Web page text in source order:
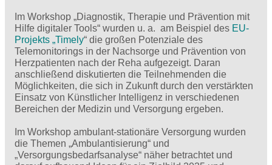
Im Workshop „Diagnostik, Therapie und Prävention mit
Hilfe digitaler Tools“ wurden u. a. am Beispiel des EU-
Projekts „Timely“ die großen Potenziale des
Telemonitorings in der Nachsorge und Prävention von
Herzpatienten nach der Reha aufgezeigt. Daran
anschließend diskutierten die Teilnehmenden die
Möglichkeiten, die sich in Zukunft durch den verstärkten
Einsatz von Künstlicher Intelligenz in verschiedenen
Bereichen der Medizin und Versorgung ergeben.
Im Workshop ambulant-stationäre Versorgung wurden
die Themen „Ambulantisierung“ und
„Versorgungsbedarfsanalyse“ näher betrachtet und